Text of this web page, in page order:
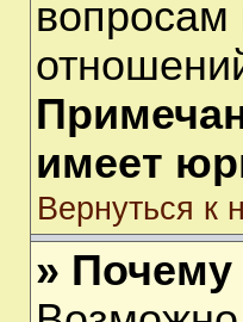
вопросам
имеет
Вернуться к
» Почему